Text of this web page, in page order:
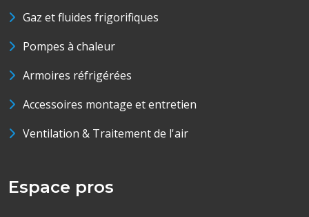
Gaz et fluides frigorifiques
Pompes à chaleur
Armoires réfrigérées
Accessoires montage et entretien
Ventilation & Traitement de l'air
Espace pros